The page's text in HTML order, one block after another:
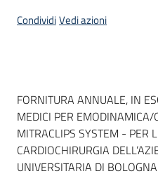
CondividiVedi azioni
Dati del bando
FORNITURA ANNUALE, IN
MEDICI PER
MITRACLIPS SYSTEM - PER
CARDIOCHIRURGIA
UNIVERSITARIA DI